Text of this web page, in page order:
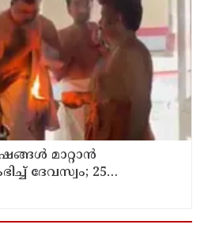
മാറ്റാൻ
ദേവസ്വം; 25
പൂജ